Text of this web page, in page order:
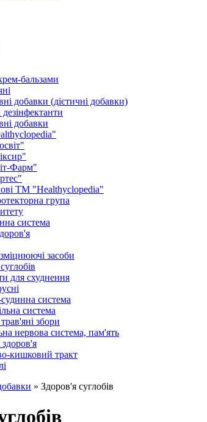
бальзами
добавки (дієтичні добавки)
добавки
Фарм"
ТМ "Healthyclopedia"
група
система
засоби
для схуднення
система
система
збори
нервова система, пам'ять
кишковий тракт
» Здоров'я суглобів